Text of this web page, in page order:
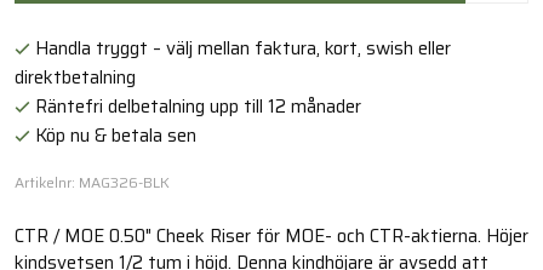
Handla tryggt – välj mellan faktura, kort, swish eller
direktbetalning
Räntefri delbetalning upp till 12 månader
Köp nu & betala sen
Artikelnr: MAG326-BLK
CTR / MOE 0.50" Cheek Riser för MOE- och CTR-aktierna. Höjer
kindsvetsen 1/2 tum i höjd. Denna kindhöjare är avsedd att